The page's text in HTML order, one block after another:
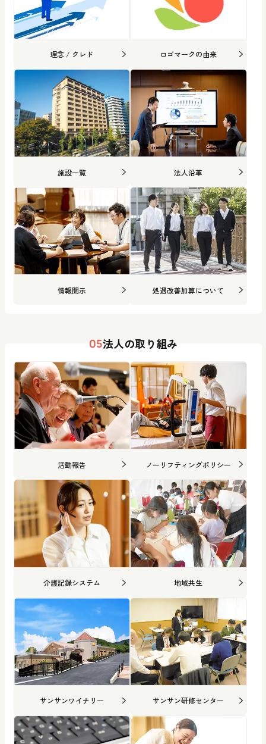
理念 / クレド ロゴマークの由来
施設一覧 法人沿革
情報開示 処遇改善加算について
05法人の取り組み
活動報告 ノーリフティングポリシー
介護記録システム 地域共生
サンサンワイナリー サンサン研修センター